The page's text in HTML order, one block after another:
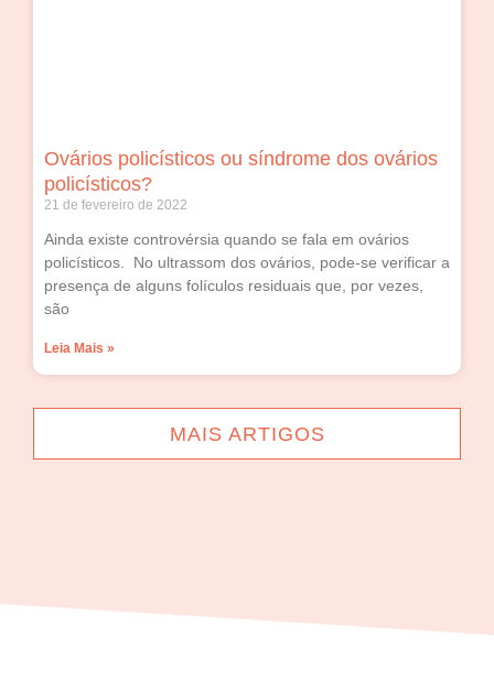
Ovários policísticos ou síndrome dos ovários
policísticos?
21 de fevereiro de 2022
Ainda existe controvérsia quando se fala em ovários
policísticos. No ultrassom dos ovários, pode-se verificar a
presença de alguns folículos residuais que, por vezes,
são
Leia Mais »
MAIS ARTIGOS